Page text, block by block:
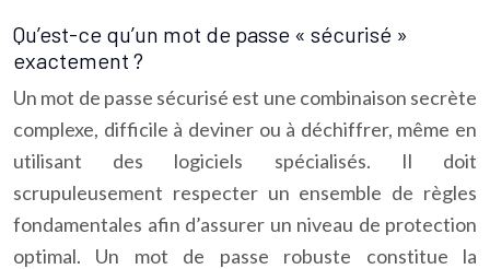
Qu’est-ce qu’un mot de passe « sécurisé »
exactement ?
Un mot de passe sécurisé est une combinaison secrète
complexe, difficile à deviner ou à déchiffrer, même en
utilisant des logiciels spécialisés. Il doit
scrupuleusement respecter un ensemble de règles
fondamentales afin d’assurer un niveau de protection
optimal. Un mot de passe robuste constitue la